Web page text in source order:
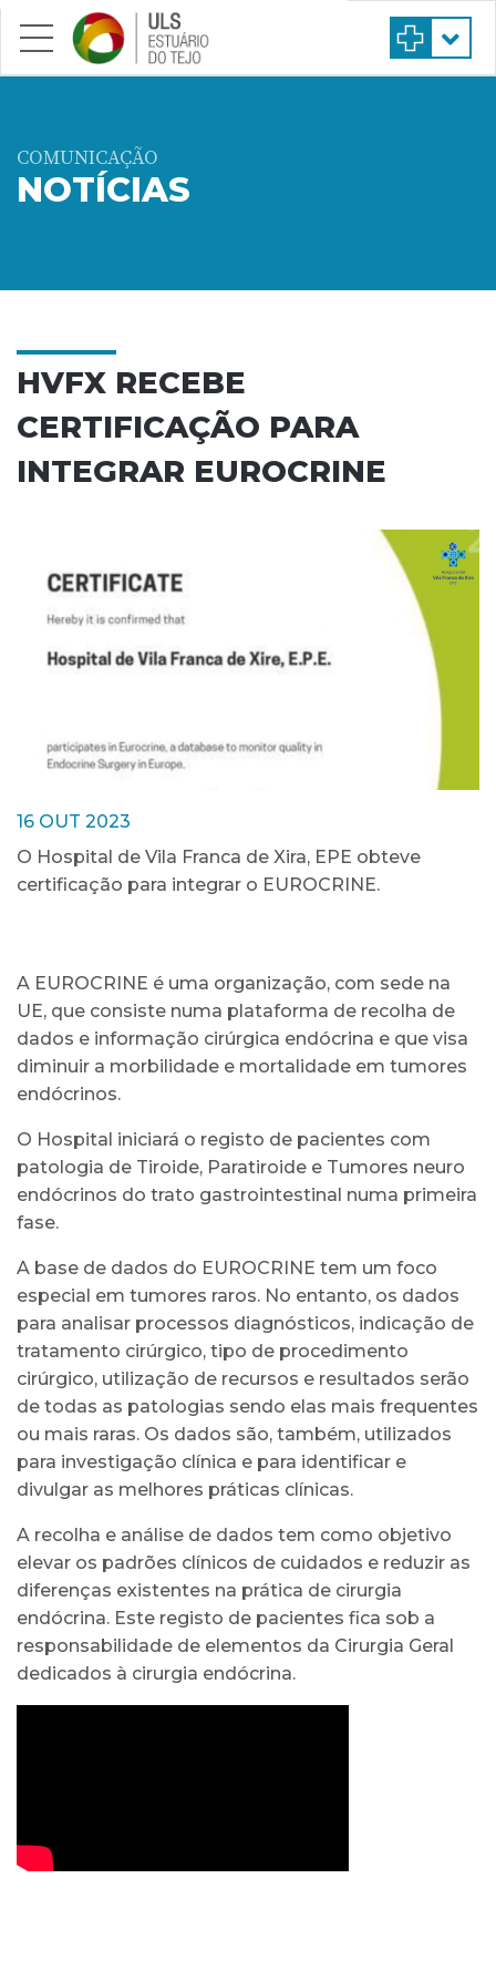
Saltar para conteúdo principal
COMUNICAÇÃO
NOTÍCIAS
HVFX RECEBE
CERTIFICAÇÃO PARA
INTEGRAR EUROCRINE
16 OUT 2023
O Hospital de Vila Franca de Xira, EPE obteve
certificação para integrar o EUROCRINE.
A EUROCRINE é uma organização, com sede na
UE, que consiste numa plataforma de recolha de
dados e informação cirúrgica endócrina e que visa
diminuir a morbilidade e mortalidade em tumores
endócrinos.
O Hospital iniciará o registo de pacientes com
patologia de Tiroide, Paratiroide e Tumores neuro
endócrinos do trato gastrointestinal numa primeira
fase.
A base de dados do EUROCRINE tem um foco
especial em tumores raros. No entanto, os dados
para analisar processos diagnósticos, indicação de
tratamento cirúrgico, tipo de procedimento
cirúrgico, utilização de recursos e resultados serão
de todas as patologias sendo elas mais frequentes
ou mais raras. Os dados são, também, utilizados
para investigação clínica e para identificar e
divulgar as melhores práticas clínicas.
A recolha e análise de dados tem como objetivo
elevar os padrões clínicos de cuidados e reduzir as
diferenças existentes na prática de cirurgia
endócrina. Este registo de pacientes fica sob a
responsabilidade de elementos da Cirurgia Geral
dedicados à cirurgia endócrina.